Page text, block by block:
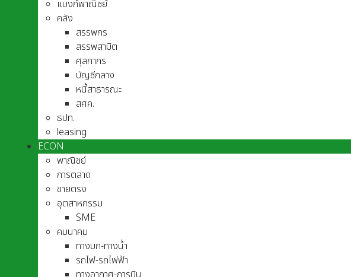
แบงก์พาณิชย์
คลัง
สรรพกร
สรรพสามิต
ศุลกากร
บัญชีกลาง
หนี้สาธารณะ
สศค.
ธปท.
leasing
ECON
พาณิชย์
การตลาด
ขายตรง
อุตสาหกรรม
SME
คมนาคม
ทางบก-ทางน้ำ
รถไฟ-รถไฟฟ้า